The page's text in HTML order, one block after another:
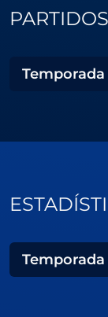
Temporada
Temporada